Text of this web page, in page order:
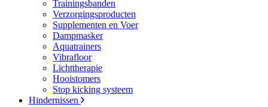
Trainingsbanden
Verzorgingsproducten
Supplementen en Voer
Dampmasker
Aquatrainers
Vibrafloor
Lichttherapie
Hooistomers
Stop kicking systeem
Hindernissen